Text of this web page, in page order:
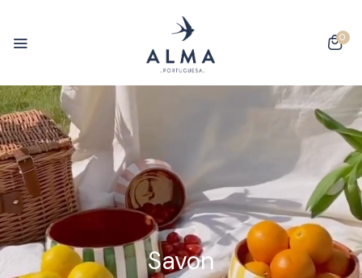
0
Savon